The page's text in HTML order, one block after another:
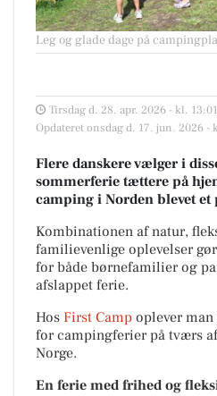
Leg og glade dage på
Tirsdag d. 28. apr. 2026 - kl. 13:01
Opdateret onsdag d. 17. jun. 2026 -
Flere danskere vælger i
sommerferie tættere på
camping i Norden blevet
Kombinationen af natur,
familievenlige oplevelser
for både børnefamilier og
afslappet ferie.
Hos First Camp oplever man
for campingferier på tværs
Norge.
En ferie med frihed og